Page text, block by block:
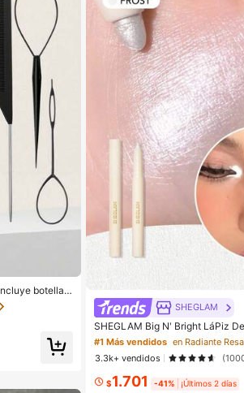
botella r
peinar, pei
par
SHEGLAM
SHEGLAM Big N' Bright LáPiz
arca De Belleza CosméTica
Y NiñAs
#1 Más vendidos en Radiante
3.3k+ vendidos
$1.701 -41% ¡Últimos 2 días